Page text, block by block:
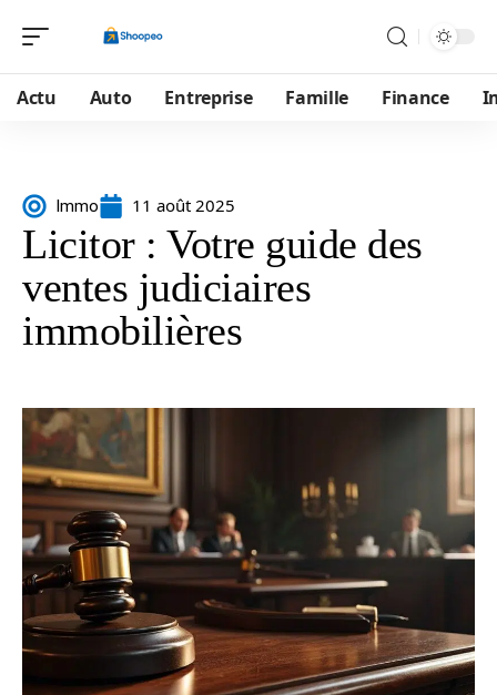
Actu Auto Entreprise Famille Finance
Immo 11 août 2025
Licitor : Votre guide des
ventes judiciaires
immobilières